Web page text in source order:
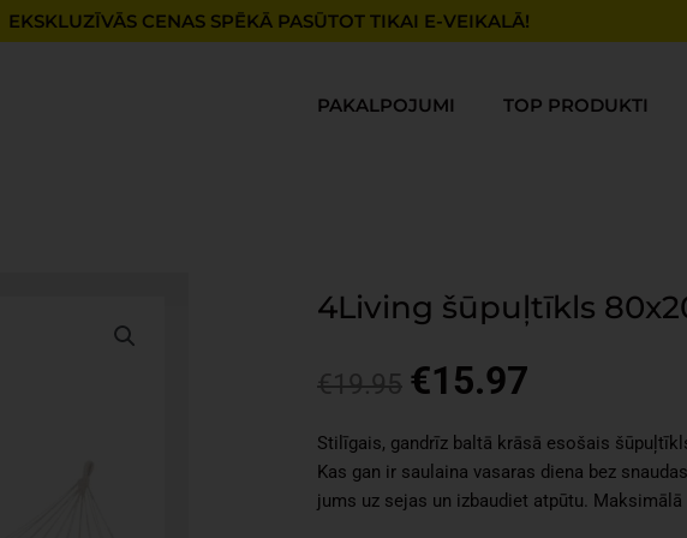
EKSKLUZĪVĀS CENAS SPĒKĀ PASŪTOT TIKAI E-VEIKALĀ!
PAKALPOJUMI TOP PRODUKTI
4Living šūpuļtīkls
€19.95 Original
was:
€19.95.
€15.97
is:
€15.97.
Stilīgais, gandrīz baltā krāsā esošais
Kas gan ir saulaina vasaras diena bez
jums uz sejas un izbaudiet atpūtu. Maksimālā